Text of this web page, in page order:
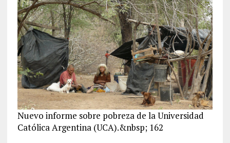
Nuevo informe sobre pobreza de la Universidad
Católica Argentina (UCA).&nbsp; 162